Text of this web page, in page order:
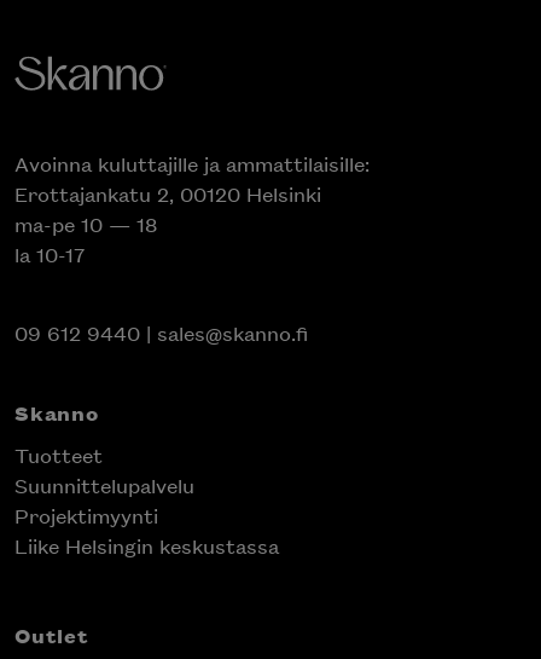
Avoinna kuluttajille ja ammattilaisille:
Erottajankatu 2, 00120 Helsinki
ma-pe 10 — 18
la 10-17
09 612 9440 | sales@skanno.fi
Skanno
Tuotteet
Suunnittelupalvelu
Projektimyynti
Liike Helsingin keskustassa
Outlet